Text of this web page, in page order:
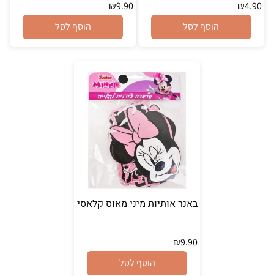
₪4.90
הוסף לסל
₪9.90
הוסף לסל
באנר אותיות מיני מאוס קלאסי
₪9.90
הוסף לסל